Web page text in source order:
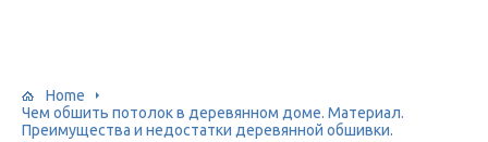
Home
Чем обшить потолок в деревянном доме. Материал.
Преимущества и недостатки деревянной обшивки.